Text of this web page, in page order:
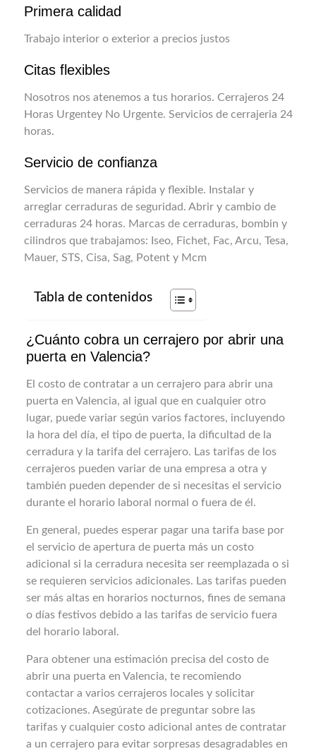
Primera calidad
Trabajo interior o exterior a precios justos
Citas flexibles
Nosotros nos atenemos a tus horarios. Cerrajeros 24
Horas Urgentey No Urgente. Servicios de cerrajeria 24
horas.
Servicio de confianza
Servicios de manera rápida y flexible. Instalar y
arreglar cerraduras de seguridad. Abrir y cambio de
cerraduras 24 horas. Marcas de cerraduras, bombin y
cilindros que trabajamos: Iseo, Fichet, Fac, Arcu, Tesa,
Mauer, STS, Cisa, Sag, Potent y Mcm
Tabla de contenidos
¿Cuánto cobra un cerrajero por abrir una
puerta en Valencia?
El costo de contratar a un cerrajero para abrir una
puerta en Valencia, al igual que en cualquier otro
lugar, puede variar según varios factores, incluyendo
la hora del día, el tipo de puerta, la dificultad de la
cerradura y la tarifa del cerrajero. Las tarifas de los
cerrajeros pueden variar de una empresa a otra y
también pueden depender de si necesitas el servicio
durante el horario laboral normal o fuera de él.
En general, puedes esperar pagar una tarifa base por
el servicio de apertura de puerta más un costo
adicional si la cerradura necesita ser reemplazada o si
se requieren servicios adicionales. Las tarifas pueden
ser más altas en horarios nocturnos, fines de semana
o días festivos debido a las tarifas de servicio fuera
del horario laboral.
Para obtener una estimación precisa del costo de
abrir una puerta en Valencia, te recomiendo
contactar a varios cerrajeros locales y solicitar
cotizaciones. Asegúrate de preguntar sobre las
tarifas y cualquier costo adicional antes de contratar
a un cerrajero para evitar sorpresas desagradables en